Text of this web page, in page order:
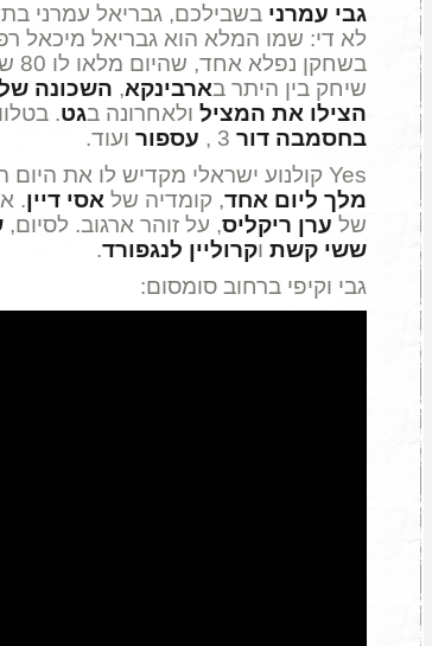
גבי עמרני בשבילכם, גבריאל עמרני
לא די: שמו המלא הוא גבריאל מיכאל
שיחק בין היתר בארבינקא, השכונה
הצילו את המציל ולאחרונה בגט.
בחסמבה דור
עספור ועוד.
Yes קולנוע ישראלי מקדיש לו את היום הזה. ב-20.30 ישודר
מלך ליום אחד, קומדיה של אסי דיין.
של ערן ריקליס, על זוהר ארגוב. לסיום,
ששי קשת וקרוליין לנגפורד.
גבי וקיפי ברחוב סומסום: